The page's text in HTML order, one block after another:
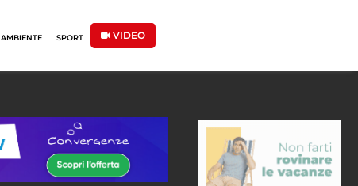
AMBIENTE SPORT VIDEO